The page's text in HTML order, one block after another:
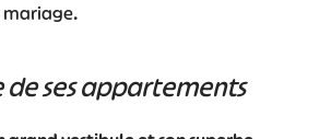
mariage.
de ses appartements